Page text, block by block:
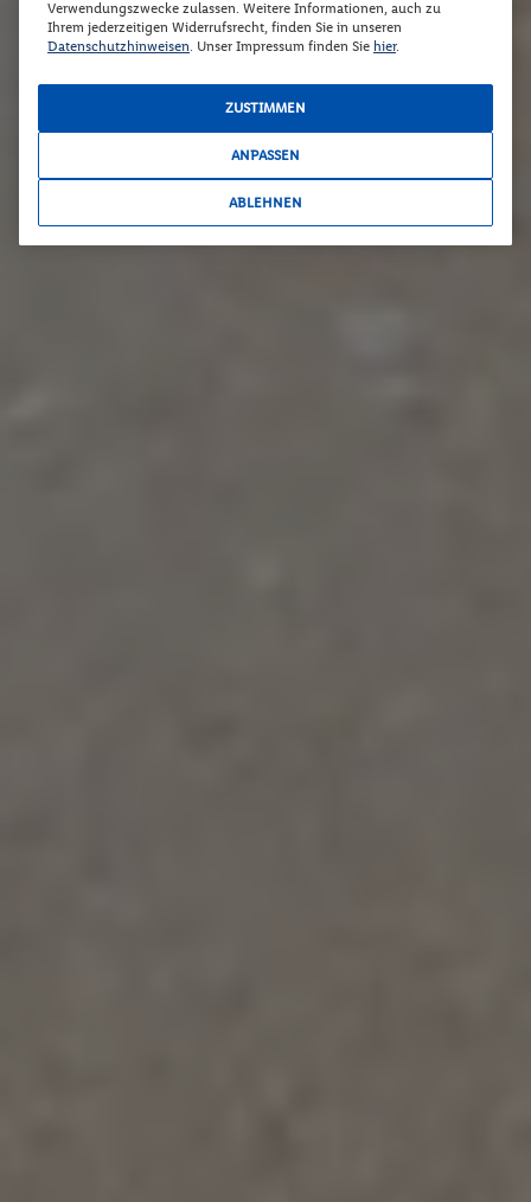
Verwendungszwecke zulassen. Weitere Informationen, auch zu
Ihrem jederzeitigen Widerrufsrecht, finden Sie in unseren
Datenschutzhinweisen. Unser Impressum finden Sie hier.
ZUSTIMMEN
ANPASSEN
ABLEHNEN